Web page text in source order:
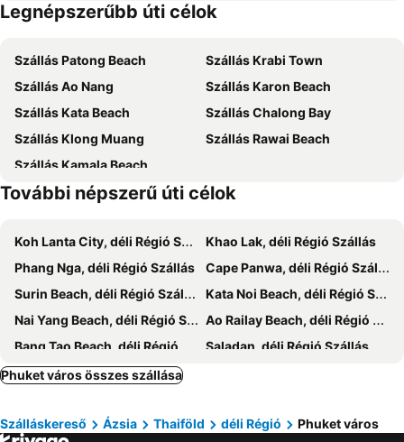
GLOW Mira Karon Beach
Nam Naka Boutique Hotel - SHA Plus
Shanti Lodge Phuket
Little Nyonya Hotel
Poolrada Boutique Hotel
Seabed Grand Hotel Phuket
Kokotel Phuket Nai Yang Beach
Phuket Emerald Beach Resort
Tour De Phuket Hotel
Avista Grande Phuket Karon - MGallery
Hotel Tide Phuket
The Elysium Residence
Surin Sunset Hotel
Diamond Resort Phuket
Kana Triple L Hotel Phuket普吉岛卡娜3L酒店
Ban Raya Resort and Spa
Wyndham Grand Phuket Kalim Bay
Grand Supicha City Hotel
Wyndham Sea Pearl Resort Phuket
Pearl Hotel Phuket
Blu Monkey Bed & Breakfast Phuket
Ritsurin Boutique Hotel
Surachet at 257 Boutique House
Siri Hotel Phuket
Summer Hotel
Hop Inn Phuket Old Town
Phuket Big Buddha
Surin Beach
Laem Singh
Koh Phi-Phi
Soi Romanee
Thalang Road
Maithon Island
Wang Talang
Central Festival Phuket
Safari Elephant Club
Wat Chalong
Khao Phing Kan - James Bond Island
Mai Khao Beach
Phuket Sea Shell Museum
Ko Hong
Ko Khai
Legnépszerűbb úti célok
Szállás Patong Beach
Szállás Krabi Town
Szállás Ao Nang
Szállás Karon Beach
Szállás Kata Beach
Szállás Chalong Bay
Szállás Klong Muang
Szállás Rawai Beach
Szállás Kamala Beach
További népszerű úti célok
Koh Lanta City, déli Régió Szállás
Khao Lak, déli Régió Szállás
Phang Nga, déli Régió Szállás
Cape Panwa, déli Régió Szállás
Surin Beach, déli Régió Szállás
Kata Noi Beach, déli Régió Szállás
Nai Yang Beach, déli Régió Szállás
Ao Railay Beach, déli Régió Szállás
Bang Tao Beach, déli Régió Szállás
Saladan, déli Régió Szállás
Ko Yao Yai, déli Régió Szállás
Nai Thon Beach, déli Régió Szállás
Noppharat Thara Beach, déli Régió Szállás
Phuket város összes szállása
Szálláskereső Ázsia Thaiföld déli Régió Phuket város